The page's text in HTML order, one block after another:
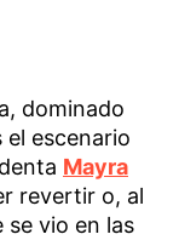
dominado
el escenario
Mayra
revertir o, al
se vio en las